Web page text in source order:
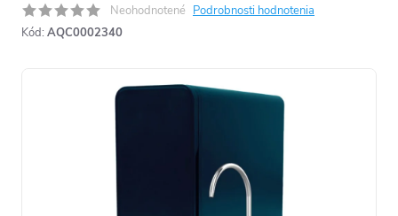
Neohodnotené Podrobnosti hodnotenia
Kód: AQC0002340